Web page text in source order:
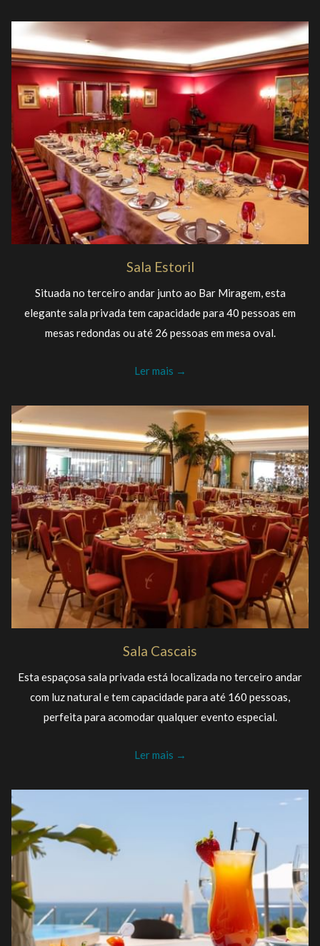
Sala Estoril
Situada no terceiro andar junto ao Bar Miragem, esta
elegante sala privada tem capacidade para 40 pessoas em
mesas redondas ou até 26 pessoas em mesa oval.
Ler mais
Sala Cascais
Esta espaçosa sala privada está localizada no terceiro andar
com luz natural e tem capacidade para até 160 pessoas,
perfeita para acomodar qualquer evento especial.
Ler mais